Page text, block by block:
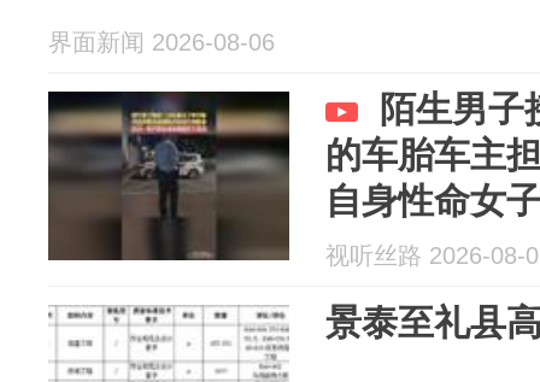
界面新闻 2026-08-06
陌生男子
的车胎车主
自身性命女
他给关进去
视听丝路 2026-08-
景泰至礼县